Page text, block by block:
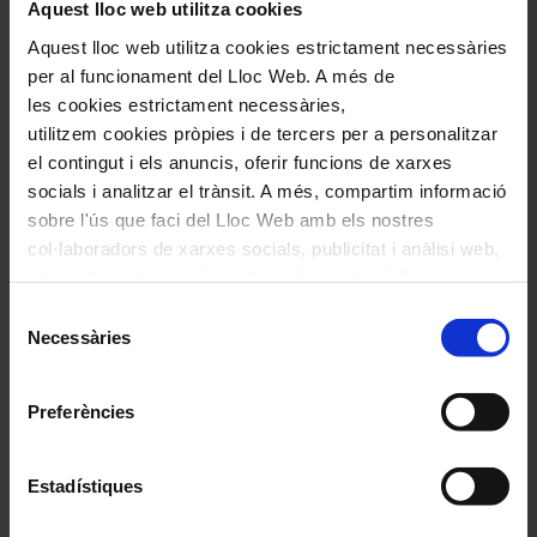
Aquest lloc web utilitza cookies
Aquest lloc web utilitza cookies estrictament necessàries
per al funcionament del Lloc Web. A més de
les cookies estrictament necessàries,
utilitzem cookies pròpies i de tercers per a personalitzar
el contingut i els anuncis, oferir funcions de xarxes
socials i analitzar el trànsit. A més, compartim informació
sobre l'ús que faci del Lloc Web amb els nostres
col·laboradors de xarxes socials, publicitat i anàlisi web,
de l'ús que hagi fet dels seus serveis. En el quadre
inferior pot “Permetre totes les cookies” o seleccionar el
"Permetre la selecció". Si vol més informació visiti la
deshabilitar o configurar les cookies en qualsevol
Necessàries
Preferències
Estadístiques
Navegar
per
les
articles
de
Actualitat
També et pot interessar
Temporades i festivals
El Sant Pau Festival presenta una
segona edició formada per sis